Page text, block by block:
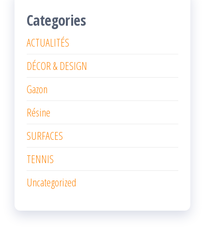
Categories
ACTUALITÉS
DÉCOR & DESIGN
Gazon
Résine
SURFACES
TENNIS
Uncategorized